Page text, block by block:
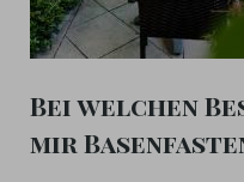
Bei welchen
mir